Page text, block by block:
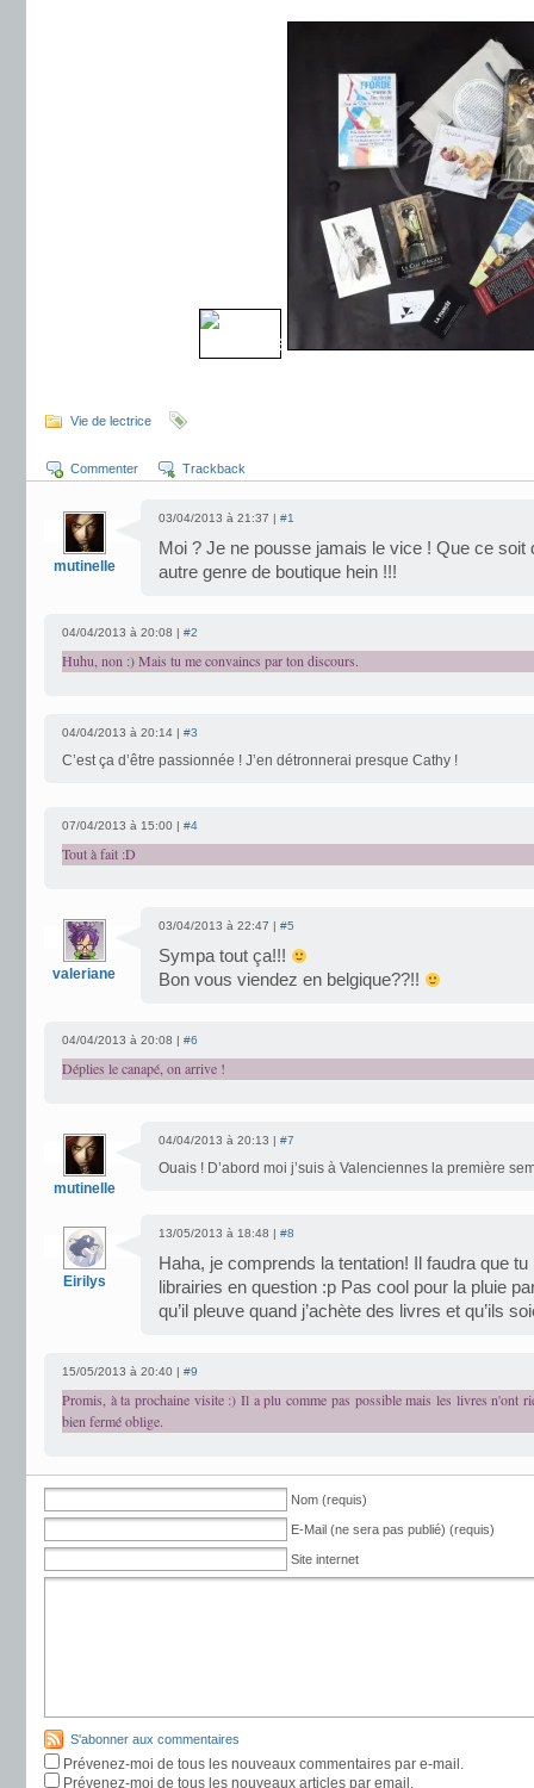
Vie de lectrice
Commenter Trackback
mutinelle
03/04/2013 à 21:37 | #1
Moi ? Je ne pousse jamais le vice ! Que ce soit
autre genre de boutique hein !!!
04/04/2013 à 20:08 | #2
Huhu, non :) Mais tu me convaincs par ton discours.
04/04/2013 à 20:14 | #3
C’est ça d’être passionnée ! J’en détronnerai presque Cathy !
07/04/2013 à 15:00 | #4
Tout à fait :D
valeriane
03/04/2013 à 22:47 | #5
Sympa tout ça!!!
Bon vous viendez en belgique??!!
04/04/2013 à 20:08 | #6
Déplies le canapé, on arrive !
mutinelle
04/04/2013 à 20:13 | #7
Ouais ! D’abord moi j’suis à Valenciennes la première
Eirilys
13/05/2013 à 18:48 | #8
Haha, je comprends la tentation! Il faudra que
librairies en question :p Pas cool pour la pluie
qu’il pleuve quand j’achète des livres et qu’ils
15/05/2013 à 20:40 | #9
Promis, à ta prochaine visite :) Il a plu comme pas possible mais les livres n'ont
bien fermé oblige.
Nom (requis)
E-Mail (ne sera pas publié) (requis)
Site internet
S'abonner aux commentaires
Prévenez-moi de tous les nouveaux commentaires par e-mail.
Prévenez-moi de tous les nouveaux articles par email.